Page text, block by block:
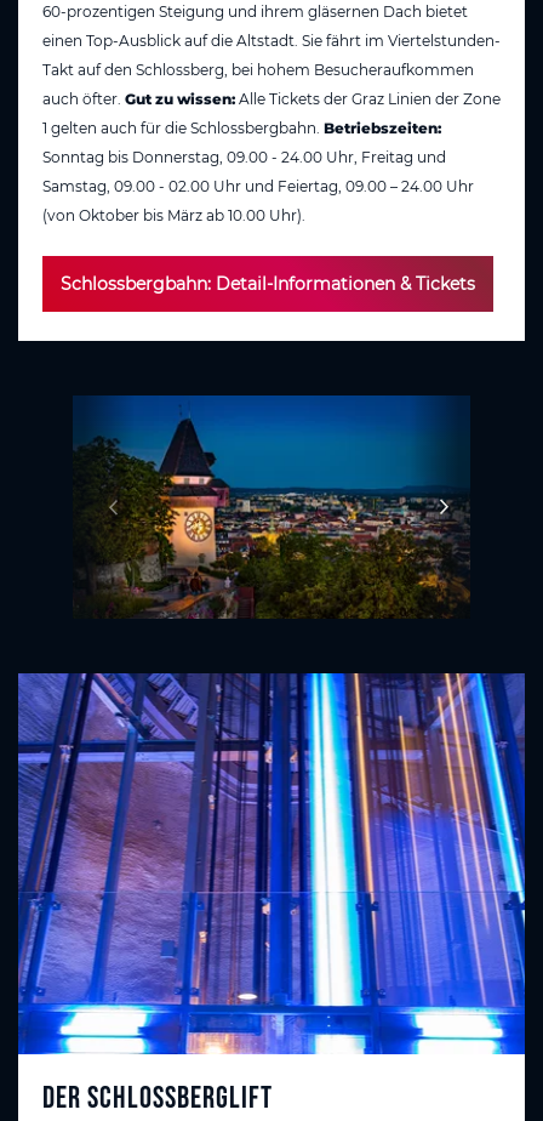
60-prozentigen Steigung und ihrem gläsernen Dach bietet
einen Top-Ausblick auf die Altstadt. Sie fährt im Viertelstunden-
Takt auf den Schlossberg, bei hohem Besucheraufkommen
auch öfter. Gut zu wissen: Alle Tickets der Graz Linien der Zone
1 gelten auch für die Schlossbergbahn. Betriebszeiten:
Sonntag bis Donnerstag, 09.00 - 24.00 Uhr, Freitag und
Samstag, 09.00 - 02.00 Uhr und Feiertag, 09.00 – 24.00 Uhr
(von Oktober bis März ab 10.00 Uhr).
Schlossbergbahn: Detail-Informationen & Tickets
Der Schlossberglift